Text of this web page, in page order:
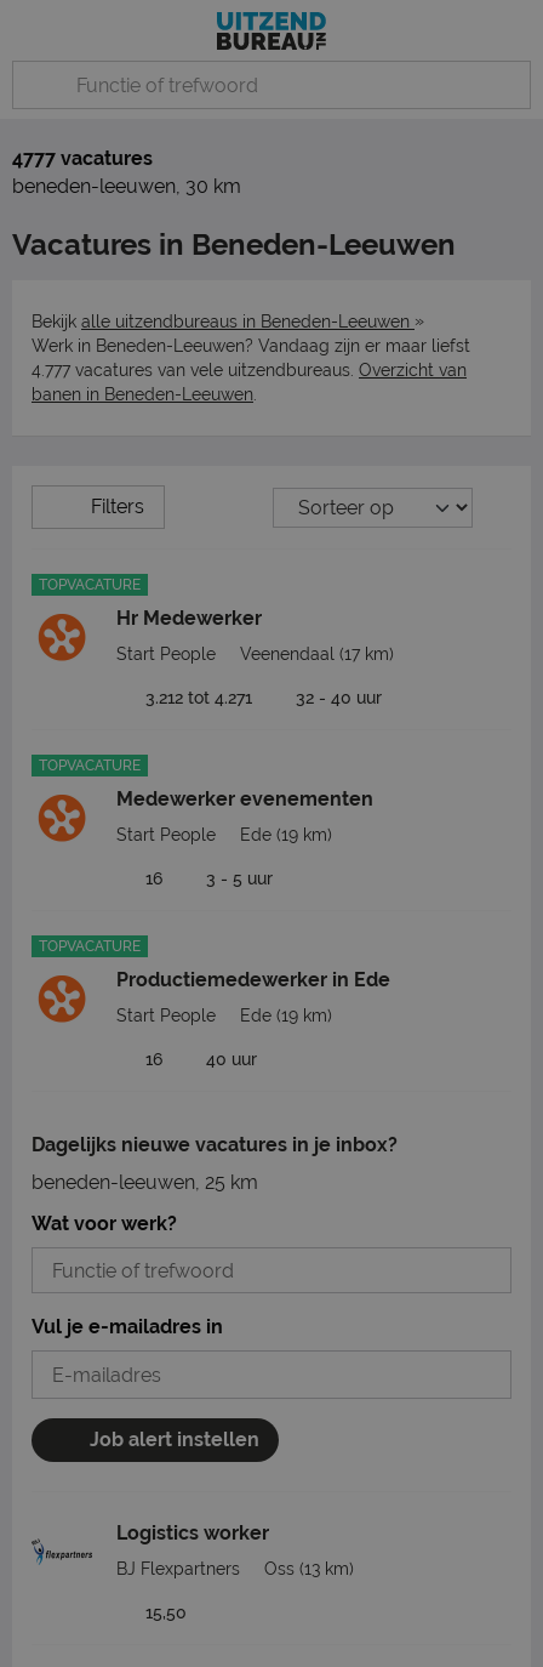
4777 vacatures
beneden-leeuwen, 30 km
Vacatures in Beneden-Leeuwen
Bekijk alle uitzendbureaus in Beneden-Leeuwen »
Werk in Beneden-Leeuwen? Vandaag zijn er maar liefst
4.777 vacatures van vele uitzendbureaus. Overzicht van
banen in Beneden-Leeuwen
Filters
TOPVACATURE
Hr Medewerker
Start People Veenendaal (17 km)
3.212 tot 4.271 32 - 40 uur
TOPVACATURE
Medewerker evenementen
Start People Ede (19 km)
16 3 - 5 uur
TOPVACATURE
Productiemedewerker in Ede
Start People Ede (19 km)
16 40 uur
Dagelijks nieuwe vacatures in je inbox?
beneden-leeuwen, 25 km
Wat voor werk?
Vul je e-mailadres in
Job alert instellen
Logistics worker
BJ Flexpartners Oss (13 km)
15,50